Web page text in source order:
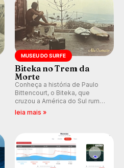
MUSEU DO SURFE
Biteka no Trem da
Morte
Conheça a história de Paulo
Bittencourt, o Biteka, que
cruzou a América do Sul rumo
ao Pacífico em uma jornada
leia mais »